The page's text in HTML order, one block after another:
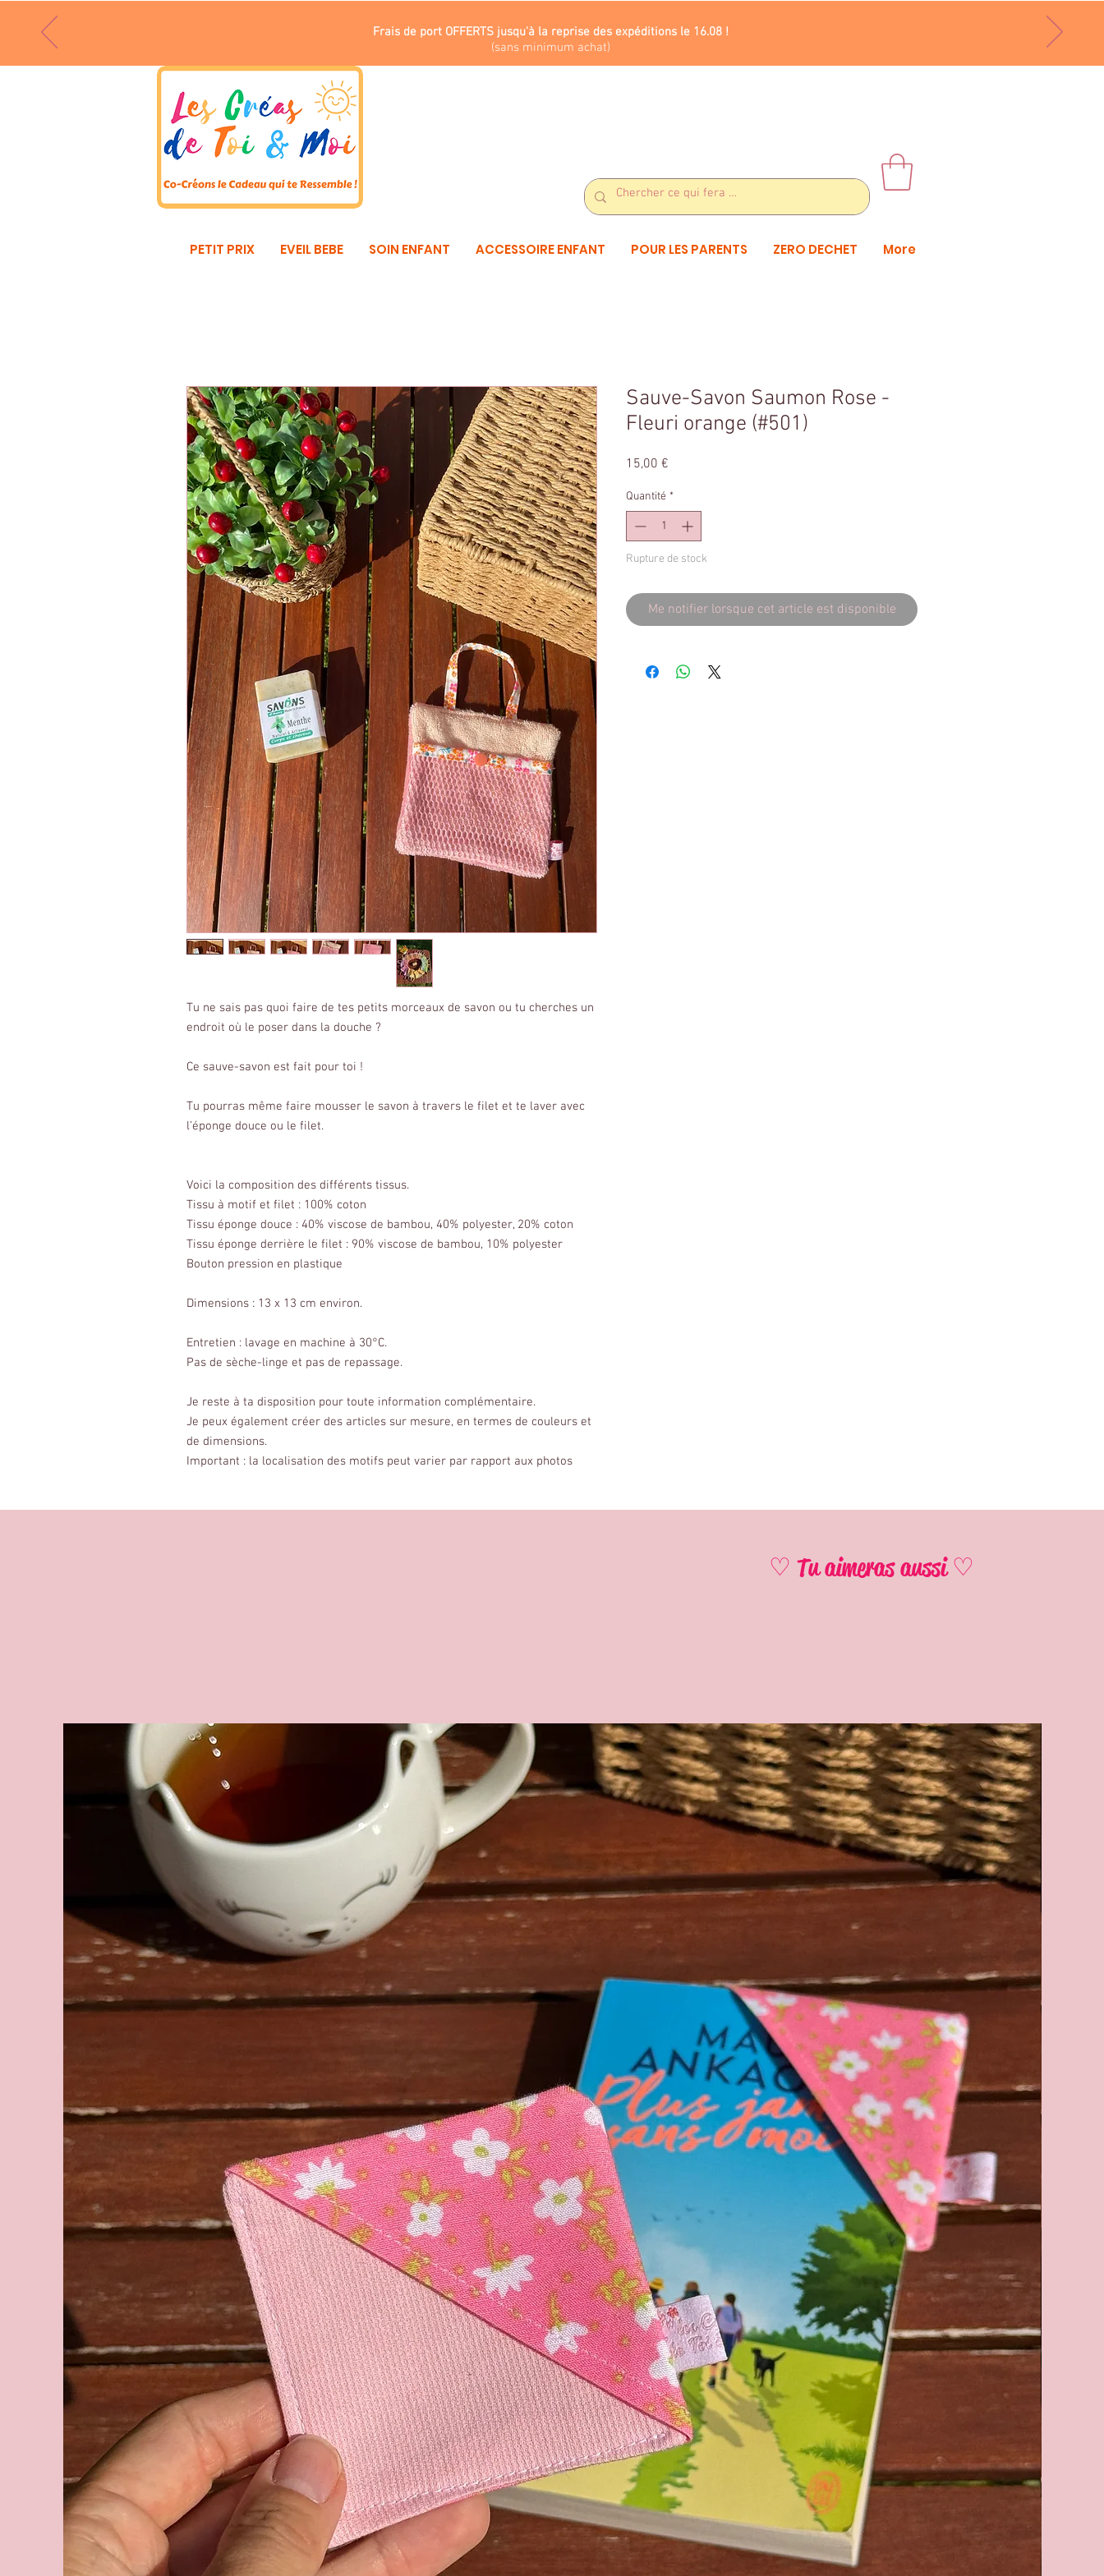
Frais de port OFFERTS jusqu'à la reprise des expéditions le 16.08 !
(sans minimum achat)
PETIT PRIX EVEIL BEBE SOIN ENFANT ACCESSOIRE ENFANT POUR LES PARENTS ZERO DECHET More
Tu ne sais pas quoi faire de tes petits morceaux de savon ou tu cherches un
endroit où le poser dans la douche ?
Ce sauve-savon est fait pour toi !
Tu pourras même faire mousser le savon à travers le filet et te laver avec
l’éponge douce ou le filet.
Voici la composition des différents tissus.
Tissu à motif et filet : 100% coton
Tissu éponge douce : 40% viscose de bambou, 40% polyester, 20% coton
Tissu éponge derrière le filet : 90% viscose de bambou, 10% polyester
Bouton pression en plastique
Dimensions : 13 x 13 cm environ.
Entretien : lavage en machine à 30°C.
Pas de sèche-linge et pas de repassage.
Je reste à ta disposition pour toute information complémentaire.
Je peux également créer des articles sur mesure, en termes de couleurs et
de dimensions.
Important : la localisation des motifs peut varier par rapport aux photos
Sauve-Savon Saumon Rose -
Fleuri orange (#501)
15,00 €
Quantité *
Rupture de stock
Me notifier lorsque cet article est disponible
♡ Tu aimeras aussi ♡